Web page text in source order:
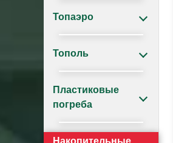
Топаэро
Тополь
Пластиковые
погреба
Накопительные